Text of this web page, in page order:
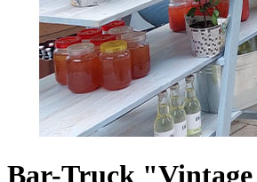
Bar-Truck